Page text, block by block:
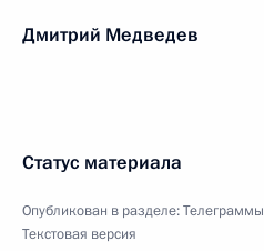
Дмитрий Медведев
Статус материала
Опубликован в разделе:Телеграммы
Текстовая версия